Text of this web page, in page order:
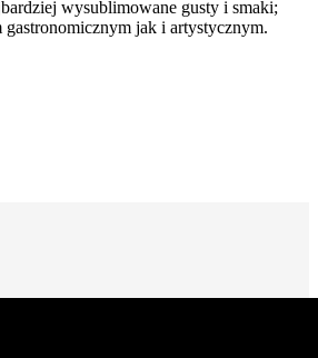
wysublimowane gusty i smaki;
jak i artystycznym.